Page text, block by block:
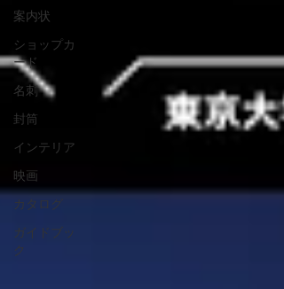
案内状
ショップカ
ード
名刺
封筒
インテリア
映画
カタログ
ガイドブッ
ク